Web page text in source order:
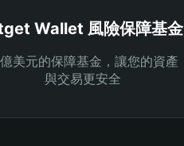
Wallet 風險保障基金
美元的保障基金，讓您的資產
與交易更安全